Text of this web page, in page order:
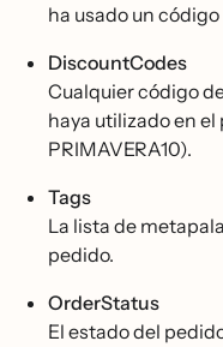
ha usado un
DiscountCodes
Cualquier código
haya utilizado en
PRIMAVERA10).
Tags
La lista de
pedido.
OrderStatus
El estado del